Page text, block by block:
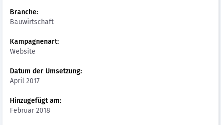
Branche:
Bauwirtschaft
Kampagnenart:
Website
Datum der Umsetzung:
April 2017
Hinzugefügt am:
Februar 2018